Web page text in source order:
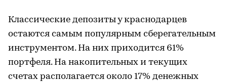
Классические депозиты у краснодарцев
остаются самым популярным сберегательным
инструментом. На них приходится 61%
портфеля. На накопительных и текущих
счетах располагается около 17% денежных